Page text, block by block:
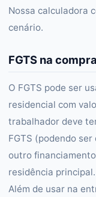
Nossa calculadora
cenário.
FGTS na
O FGTS pode ser
residencial com
trabalhador deve
FGTS (podendo
outro
residência principal.
Além de usar na